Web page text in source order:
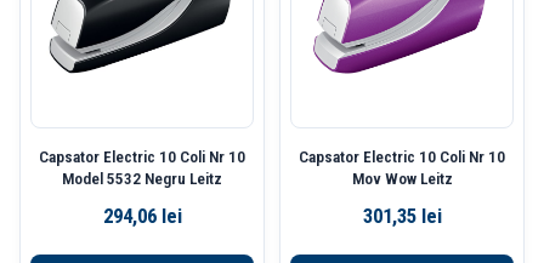
Capsator Electric 10 Coli Nr 10
Model 5532 Negru Leitz
294,06 lei
Capsator Electric 10 Coli Nr 10
Mov Wow Leitz
301,35 lei